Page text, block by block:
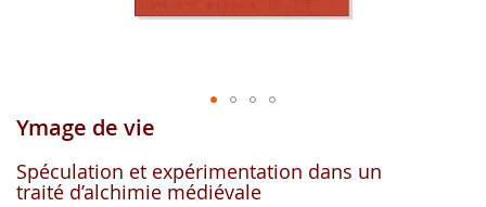
Skip
the
beginning
Ymage de vie
Spéculation et expérimentation dans un
traité d’alchimie médiévale